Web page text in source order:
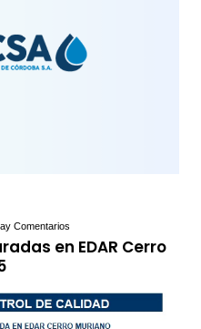
Comentarios
en EDAR Cerro